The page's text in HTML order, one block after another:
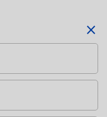
close